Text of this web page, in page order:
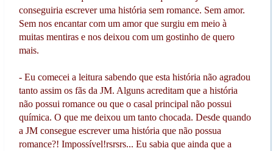
conseguiria escrever uma história sem romance. Sem amor.
Sem nos encantar com um amor que surgiu em meio à
muitas mentiras e nos deixou com um gostinho de quero
mais.
- Eu comecei a leitura sabendo que esta história não agradou
tanto assim os fãs da JM. Alguns acreditam que a história
não possui romance ou que o casal principal não possui
química. O que me deixou um tanto chocada. Desde quando
a JM consegue escrever uma história que não possua
romance?! Impossível!rsrsrs... Eu sabia que ainda que a